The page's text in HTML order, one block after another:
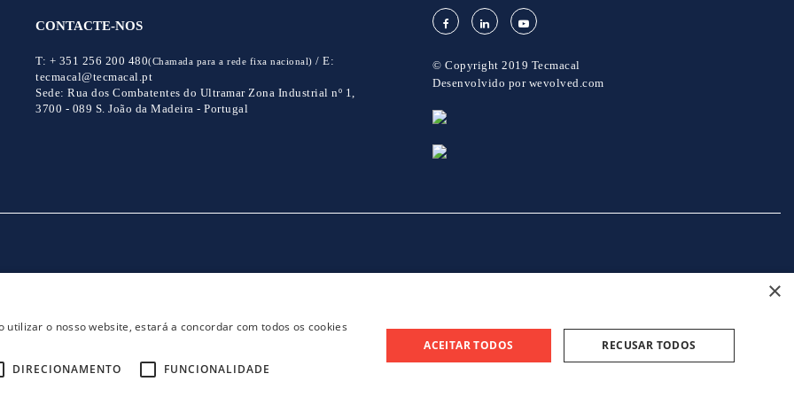
CONTACTE-NOS
T: + 351 256 200 480(Chamada para a rede fixa nacional) /E:
tecmacal@tecmacal.pt
Sede: Rua dos Combatentes do Ultramar Zona Industrial nº 1,
3700 - 089 S. João da Madeira - Portugal
© Copyright 2019 Tecmacal
Desenvolvido por wevolved.com
×
o nosso website, estará a concordar com todos os cookies
DIRECIONAMENTO
FUNCIONALIDADE
ACEITAR TODOS RECUSAR TODOS